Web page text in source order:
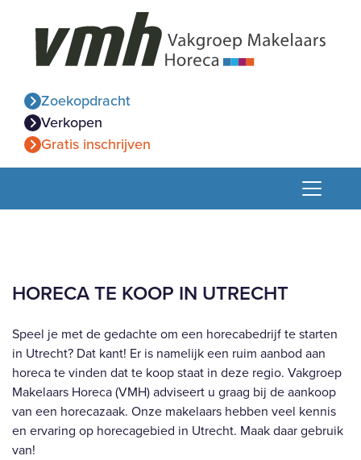
Zoekopdracht
Verkopen
Gratis inschrijven
HORECA TE KOOP IN UTRECHT
Speel je met de gedachte om een horecabedrijf te starten
in Utrecht? Dat kant! Er is namelijk een ruim aanbod aan
horeca te vinden dat te koop staat in deze regio. Vakgroep
Makelaars Horeca (VMH) adviseert u graag bij de aankoop
van een horecazaak. Onze makelaars hebben veel kennis
en ervaring op horecagebied in Utrecht. Maak daar gebruik
van!